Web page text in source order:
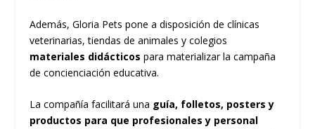
Además, Gloria Pets pone a disposición de clínicas
veterinarias, tiendas de animales y colegios
materiales didácticos para materializar la campaña
de concienciación educativa.
La compañía facilitará una guía, folletos, posters y
productos para que profesionales y personal